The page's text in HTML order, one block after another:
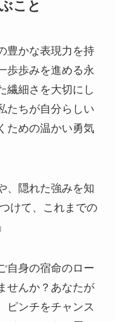
こと
豊かな表現力を持
歩歩みを進める永
繊細さを大切にし
たちが自分らしい
ための温かい勇気
、隠れた強みを知
けて、これまでの
自身の宿命のロー
せんか？あなたが
ピンチをチャンス